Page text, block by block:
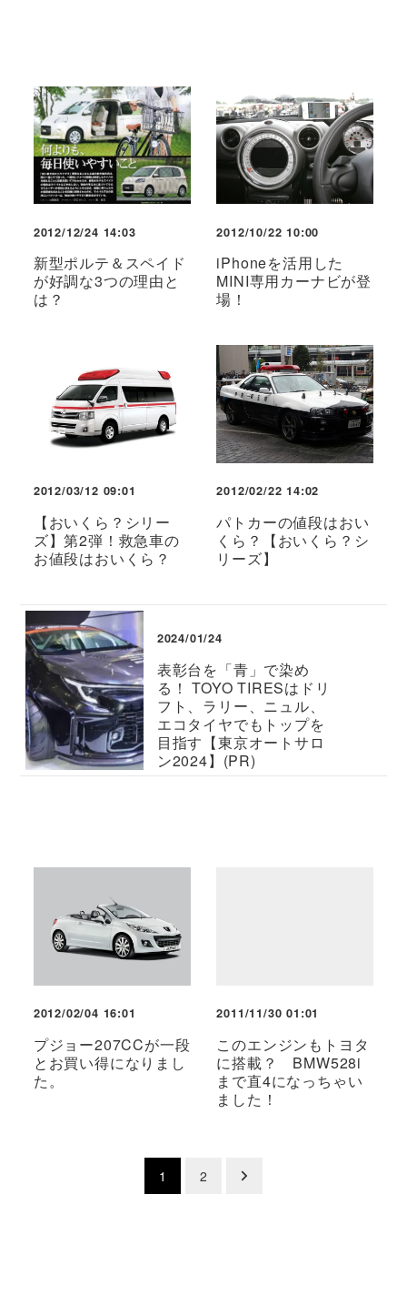
2012/12/24 14:03
新型ポルテ＆スペイド
が好調な3つの理由と
は？
2012/10/22 10:00
iPhoneを活用した
MINI専用カーナビが登
場！
2012/03/12 09:01
【おいくら？シリー
ズ】第2弾！救急車の
お値段はおいくら？
2012/02/22 14:02
パトカーの値段はおい
くら？【おいくら？シ
リーズ】
2024/01/24
表彰台を「青」で染め
る！ TOYO TIRESはドリ
フト、ラリー、ニュル、
エコタイヤでもトップを
目指す【東京オートサロ
ン2024】(PR)
2012/02/04 16:01
プジョー207CCが一段
とお買い得になりまし
た。
2011/11/30 01:01
このエンジンもトヨタ
に搭載？ BMW528i
まで直4になっちゃい
ました！
1 2